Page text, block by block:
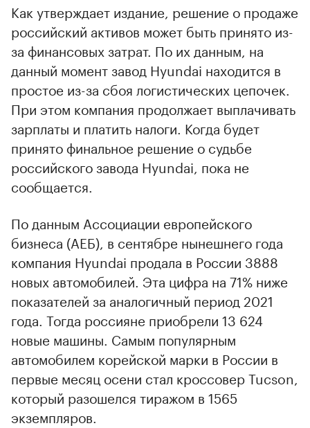
Как утверждает издание, решение о продаже
российский активов может быть принято из-
за финансовых затрат. По их данным, на
данный момент завод Hyundai находится в
простое из-за сбоя логистических цепочек.
При этом компания продолжает выплачивать
зарплаты и платить налоги. Когда будет
принято финальное решение о судьбе
российского завода Hyundai, пока не
сообщается.
00:00 / 00:00
По данным Ассоциации европейского
бизнеса (АЕБ), в сентябре нынешнего года
компания Hyundai продала в России 3888
новых автомобилей. Эта цифра на 71% ниже
показателей за аналогичный период 2021
года. Тогда россияне приобрели 13 624
новые машины. Самым популярным
автомобилем корейской марки в России в
первые месяц осени стал кроссовер Tucson,
который разошелся тиражом в 1565
экземпляров.